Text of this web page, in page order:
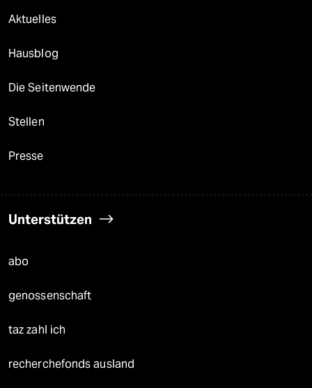
Aktuelles
Hausblog
Die Seitenwende
Stellen
Presse
Unterstützen
abo
genossenschaft
taz zahl ich
recherchefonds ausland